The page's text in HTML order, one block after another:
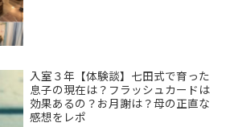
入室３年【体験談】七田式で育った
息子の現在は？フラッシュカードは
効果あるの？お月謝は？母の正直な
感想をレポ